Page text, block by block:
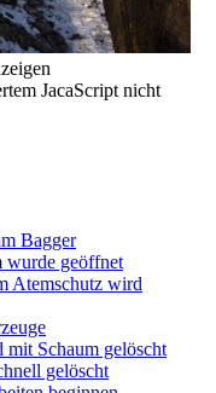
JacaScript nicht